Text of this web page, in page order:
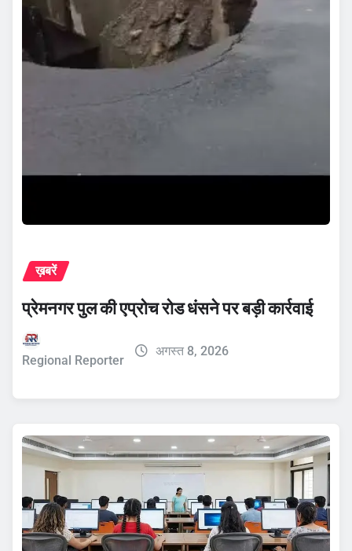
ख़बरें
प्रेमनगर पुल की एप्रोच रोड धंसने पर बड़ी कार्रवाई
Regional Reporter
अगस्त 8, 2026